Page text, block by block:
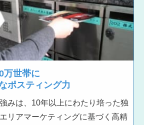
万世帯に
ポスティング力
みは、10年以上にわたり培った独
リアマーケティングに基づく高精